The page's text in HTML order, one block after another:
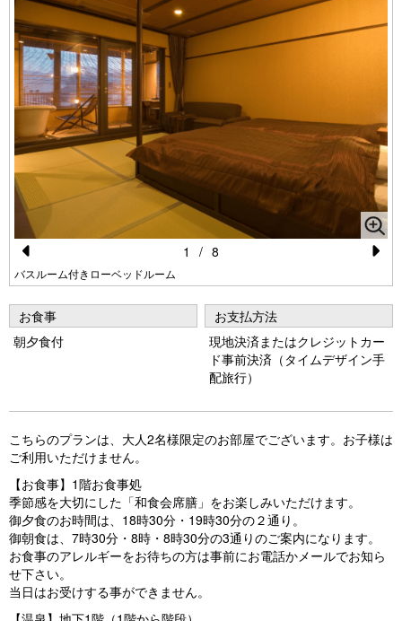
Pr
e
vi
o
s
バスルーム付きローベッドルーム
e
xt
1 / 8
お食事
朝夕食付
お支払方法
現地決済またはクレジットカー
ド事前決済（タイムデザイン手
配旅行）
こちらのプランは、大人2名様限定のお部屋でございます。お子様は
ご利用いただけません。
【お食事】1階お食事処
季節感を大切にした「和食会席膳」をお楽しみいただけます。
御夕食のお時間は、18時30分・19時30分の２通り。
御朝食は、7時30分・8時・8時30分の3通りのご案内になります。
お食事のアレルギーをお待ちの方は事前にお電話かメールでお知ら
せ下さい。
当日はお受けする事ができません。